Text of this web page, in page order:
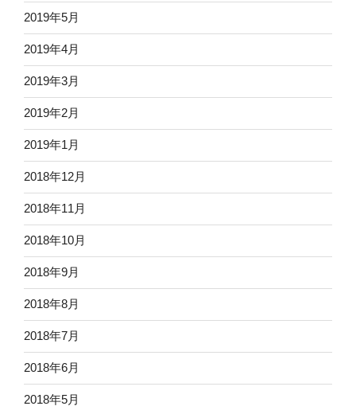
2019年5月
2019年4月
2019年3月
2019年2月
2019年1月
2018年12月
2018年11月
2018年10月
2018年9月
2018年8月
2018年7月
2018年6月
2018年5月